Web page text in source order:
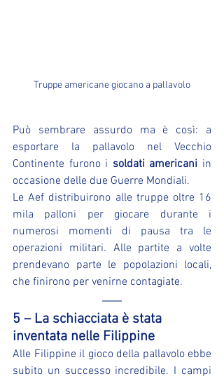
Truppe americane giocano a pallavolo
Può sembrare assurdo ma è così: a
esportare la pallavolo nel Vecchio
Continente furono i soldati americani in
occasione delle due Guerre Mondiali.
Le Aef distribuirono alle truppe oltre 16
mila palloni per giocare durante i
numerosi momenti di pausa tra le
operazioni militari. Alle partite a volte
prendevano parte le popolazioni locali,
che finirono per venirne contagiate.
5 – La schiacciata è stata
inventata nelle Filippine
Alle Filippine il gioco della pallavolo ebbe
subito un successo incredibile. I campi